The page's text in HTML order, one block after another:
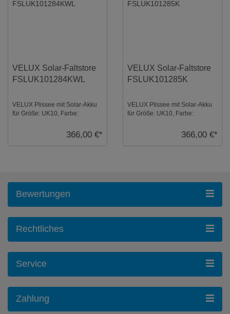
VELUX Solar-Faltstore
FSLUK101284KWL
VELUX Plissee mit Solar-Akku
für Größe: UK10, Farbe:
366,00 €*
VELUX Solar-Faltstore
FSLUK101285K
VELUX Plissee mit Solar-Akku
für Größe: UK10, Farbe:
transparent, io-hom ...366,00 €*
Bewertungen
Rechtliches
Service
Zahlung